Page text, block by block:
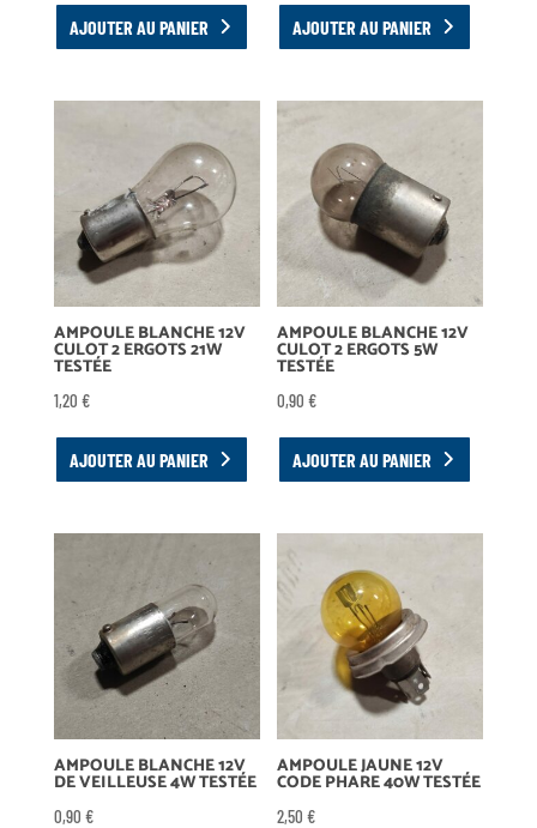
AJOUTER AU PANIER AJOUTER AU PANIER
AMPOULE BLANCHE 12V
CULOT 2 ERGOTS 21W
TESTÉE
1,20 €
AJOUTER AU PANIER
AMPOULE BLANCHE 12V
CULOT 2 ERGOTS 5W
TESTÉE
0,90€
AJOUTER AU PANIER
AMPOULE BLANCHE 12V
DE VEILLEUSE 4W TESTÉE
0,90 €
AMPOULE JAUNE 12V
CODE PHARE 40W TESTÉE
2,50€